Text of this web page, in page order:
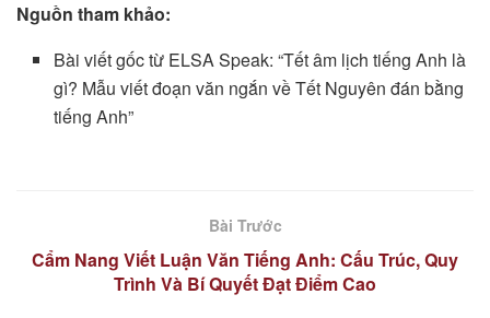
Nguồn tham khảo:
Bài viết gốc từ ELSA Speak: “Tết âm lịch tiếng Anh là
gì? Mẫu viết đoạn văn ngắn về Tết Nguyên đán bằng
tiếng Anh”
Bài Trước
Cẩm Nang Viết Luận Văn Tiếng Anh: Cấu Trúc, Quy
Trình Và Bí Quyết Đạt Điểm Cao